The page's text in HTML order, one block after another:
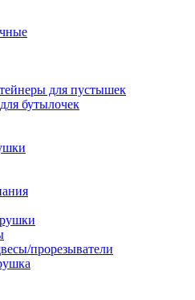
для пустышек
бутылочек
прорезыватели